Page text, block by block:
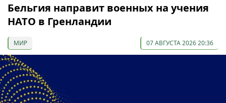
Бельгия направит военных на учения
НАТО в Гренландии
МИР 07 АВГУСТА 2026 20:36